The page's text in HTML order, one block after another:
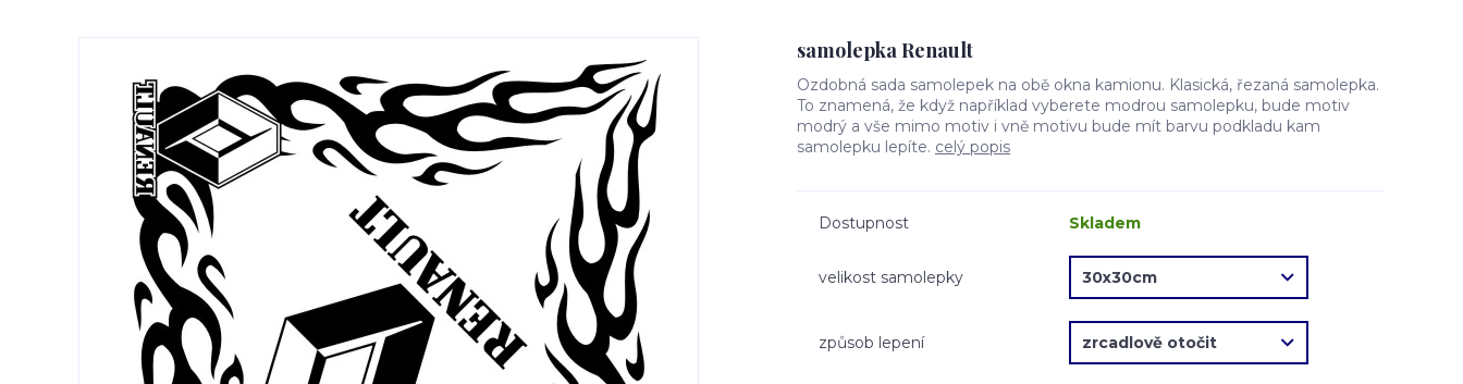
samolepka Renault
Ozdobná sada samolepek na obě okna kamionu. Klasická, řezaná samolepka.
To znamená, že když například vyberete modrou samolepku, bude motiv
modrý a vše mimo motiv i vně motivu bude mít barvu podkladu kam
samolepku lepíte. celý popis
Dostupnost Skladem
velikost samolepky
způsob lepení